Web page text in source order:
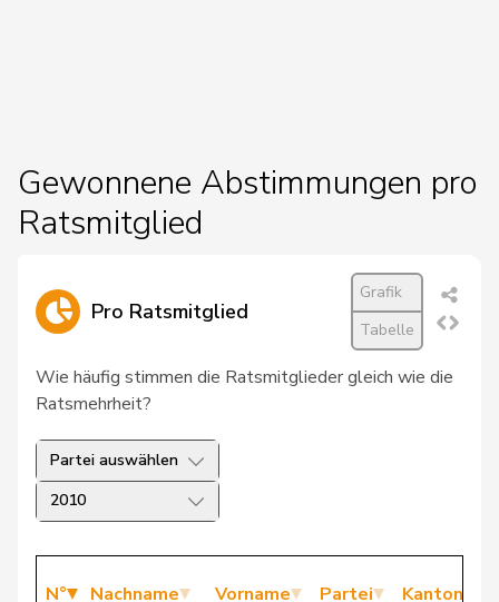
Gewonnene Abstimmungen pro
Ratsmitglied
Pro Ratsmitglied
Grafik
Tabelle
Wie häufig stimmen die Ratsmitglieder gleich wie die
Ratsmehrheit?
Partei auswählen
2010
N° Nachname Vorname Partei Kanton